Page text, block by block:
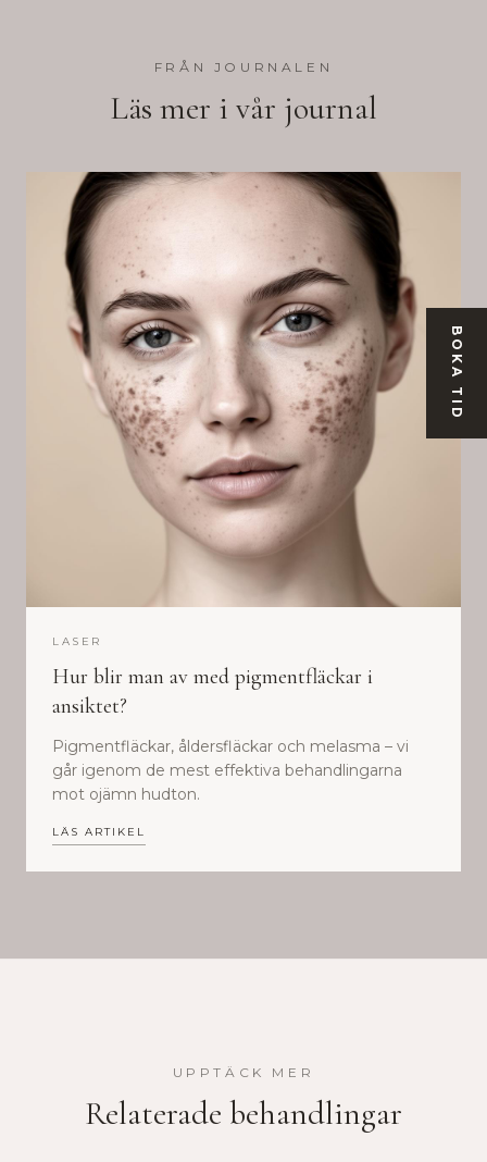
BOKA TID
FRÅN JOURNALEN
Läs mer i vår journal
LASER
Hur blir man av med pigmentfläckar i
ansiktet?
Pigmentfläckar, åldersfläckar och melasma – vi
går igenom de mest effektiva behandlingarna
mot ojämn hudton.
LÄS ARTIKEL
UPPTÄCK MER
Relaterade behandlingar